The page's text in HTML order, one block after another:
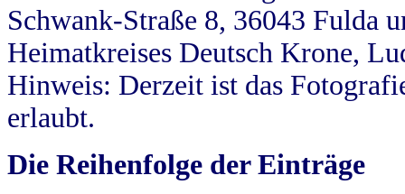
Schwank-Straße 8, 36043 Fulda
Heimatkreises Deutsch Krone,
Hinweis: Derzeit ist das
erlaubt.
Die Reihenfolge der Einträge